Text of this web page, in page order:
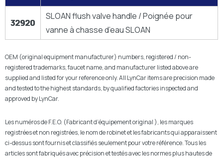
32920
SLOAN flush valve handle / Poignée pour
vanne à chasse d’eau SLOAN
OEM (original equipment manufacturer) numbers, registered / non-
registered trademarks, faucet name, and manufacturer listed above are
supplied and listed for your reference only. All LynCar items are precision made
and tested to the highest standards, by qualified factories inspected and
approved by LynCar.
Les numéros de F.E.O. (Fabricant d’équipement original ), les marques
registrées et non registrées, le nom de robinet et les fabricants qui apparaissent
ci-dessus sont fournis et classifiés seulement pour votre référence. Tous les
articles sont fabriqués avec précision et testés avec les normes plus hautes de